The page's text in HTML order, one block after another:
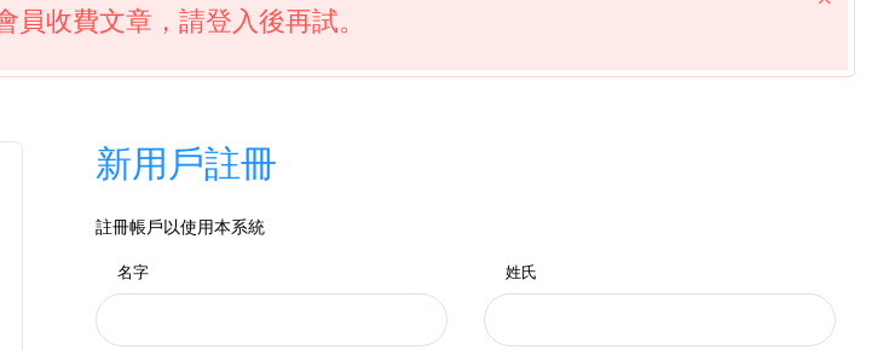
員收費文章，請登入後再試。
新用戶註冊
註冊帳戶以使用本系統
名字 姓氏